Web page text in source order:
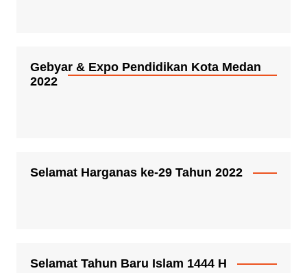
Gebyar & Expo Pendidikan Kota Medan
2022
Selamat Harganas ke-29 Tahun 2022
Selamat Tahun Baru Islam 1444 H